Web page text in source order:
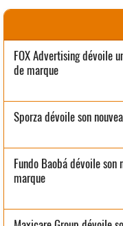
FOX Advertising dévoile
de marque
Sporza dévoile son
Fundo Baobá dévoile
marque